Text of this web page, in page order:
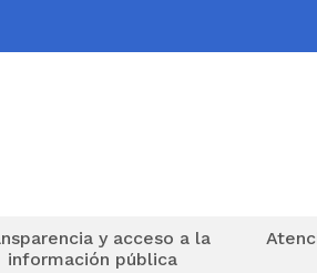
principaly acceso a la
información pública